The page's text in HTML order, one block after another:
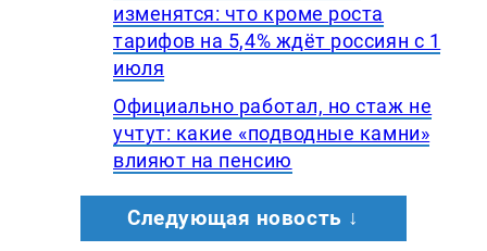
изменятся: что кроме роста
тарифов на 5,4% ждёт россиян с 1
июля
Официально работал, но стаж не
учтут: какие «подводные камни»
влияют на пенсию
Следующая новость ↓